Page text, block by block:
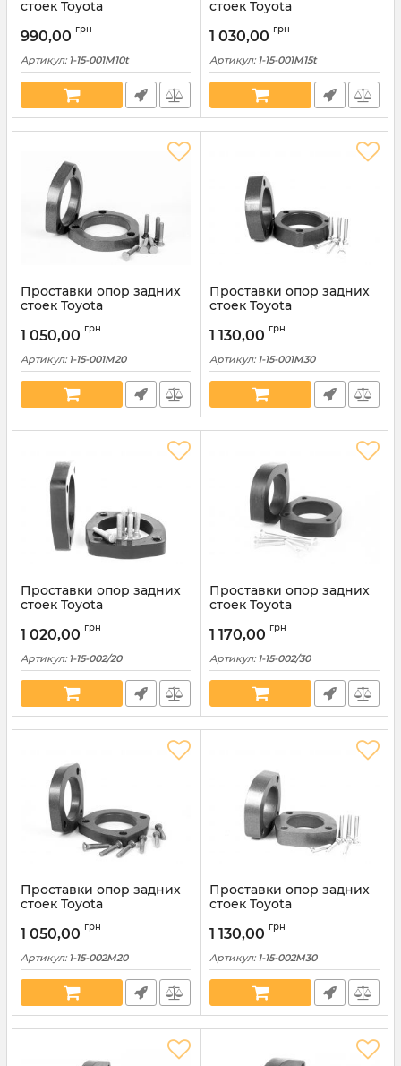
стоек Toyota
001М10)
990,00 грн
Артикул: 1-15-001M10t
стоек Toyota
001М15)
1 030,00 грн
Артикул: 1-15-001M15t
Проставки опор задних
стоек Toyota
001М20)
1 050,00 грн
Артикул: 1-15-001M20
Проставки опор задних
стоек Toyota
001М30)
1 130,00 грн
Артикул: 1-15-001M30
Проставки опор задних
стоек Toyota
15-002/20)
1 020,00 грн
Артикул: 1-15-002/20
Проставки опор задних
стоек Toyota
15-002/30)
1 170,00 грн
Артикул: 1-15-002/30
Проставки опор задних
стоек Toyota
002М20)
1 050,00 грн
Артикул: 1-15-002M20
Проставки опор задних
стоек Toyota
002М30)
1 130,00 грн
Артикул: 1-15-002M30